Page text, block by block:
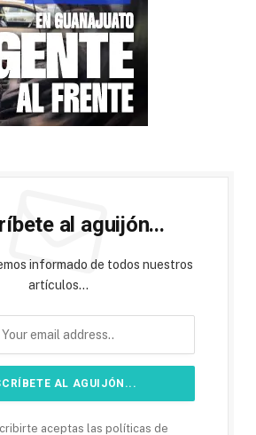
al aguijón...
informado de todos nuestros
artículos...
aceptas las políticas de